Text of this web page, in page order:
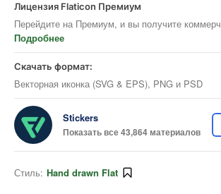
Лицензия Flaticon Премиум
Перейдите на Премиум, и вы получите
Подробнее
Скачать формат:
Векторная иконка (SVG & EPS), PNG и PSD
Stickers
Показать все 43,864 материалов
Стиль: Hand drawn Flat